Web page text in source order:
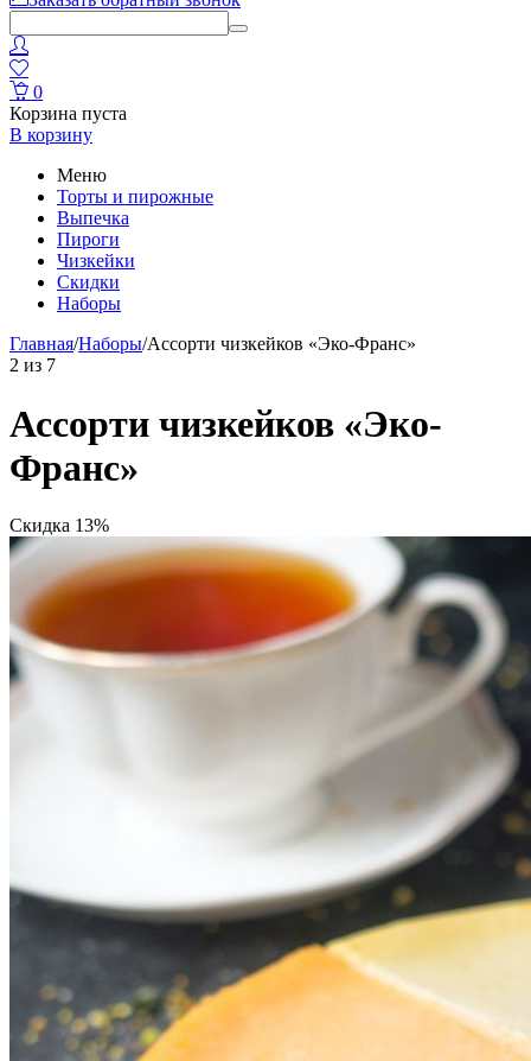
0
Корзина пуста
В корзину
Меню
Торты и пирожные
Выпечка
Пироги
Чизкейки
Скидки
Наборы
Главная/Наборы/Ассорти чизкейков «Эко-Франс»
2 из 7
Ассорти чизкейков «Эко-
Франс»
Скидка 13%